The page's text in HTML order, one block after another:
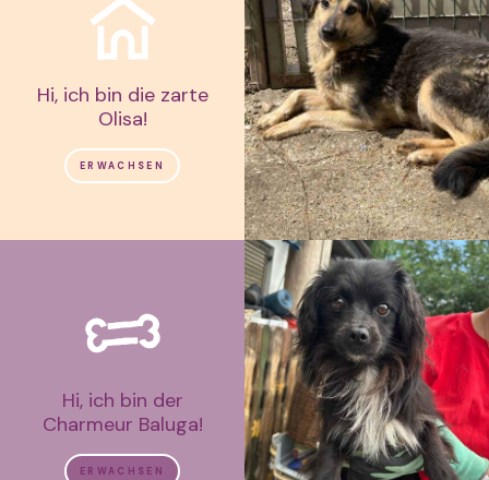
Hi, ich bin die zarte
Olisa!
ERWACHSEN
Hi, ich bin der
Charmeur Baluga!
ERWACHSEN